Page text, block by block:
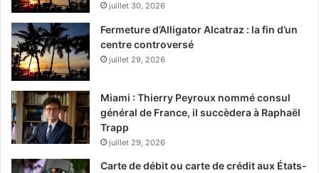
juillet 30, 2026
Fermeture d’Alligator Alcatraz : la fin d’un
centre controversé
juillet 29, 2026
Miami : Thierry Peyroux nommé consul
général de France, il succèdera à Raphaël
Trapp
juillet 29, 2026
Carte de débit ou carte de crédit aux États-